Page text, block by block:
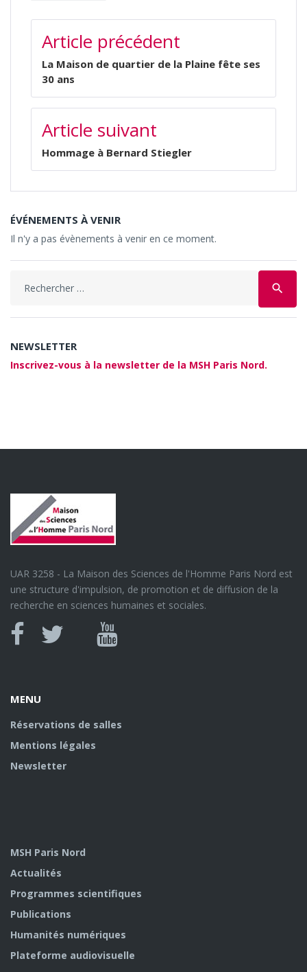
NAVIGATION
DE
L’ARTICLE
Article précédent
La Maison de quartier de la Plaine fête ses
30 ans
Article suivant
Hommage à Bernard Stiegler
ÉVÉNEMENTS À VENIR
Il n'y a pas évènements à venir en ce moment.
search
NEWSLETTER
Inscrivez-vous à la newsletter de la MSH Paris Nord.
UAR 3258 - La Maison des Sciences de l'Homme Paris Nord est
une structure d'impulsion, de promotion et de diffusion de la
recherche en sciences humaines et sociales.
Canal
MENU
Réservations de salles
Mentions légales
Newsletter
MSH Paris Nord
Actualités
Programmes scientifiques
Publications
Humanités numériques
Plateforme audiovisuelle